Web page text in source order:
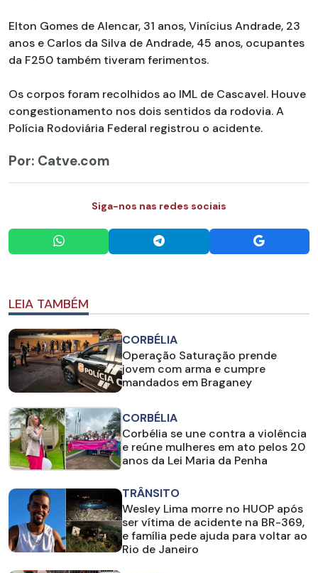
Elton Gomes de Alencar, 31 anos, Vinícius Andrade, 23
anos e Carlos da Silva de Andrade, 45 anos, ocupantes
da F250 também tiveram ferimentos.
Os corpos foram recolhidos ao IML de Cascavel. Houve
congestionamento nos dois sentidos da rodovia. A
Polícia Rodoviária Federal registrou o acidente.
Por: Catve.com
Siga-nos nas redes sociais
LEIA TAMBÉM
CORBÉLIA
Operação Saturação prende
jovem com arma e cumpre
mandados em Braganey
CORBÉLIA
Corbélia se une contra a violência
e reúne mulheres em ato pelos 20
anos da Lei Maria da Penha
TRÂNSITO
Wesley Lima morre no HUOP após
ser vítima de acidente na BR-369,
e família pede ajuda para voltar ao
Rio de Janeiro